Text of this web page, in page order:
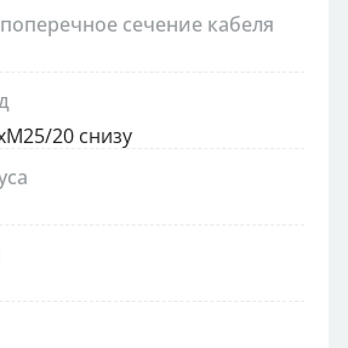
сечение кабеля
20 снизу